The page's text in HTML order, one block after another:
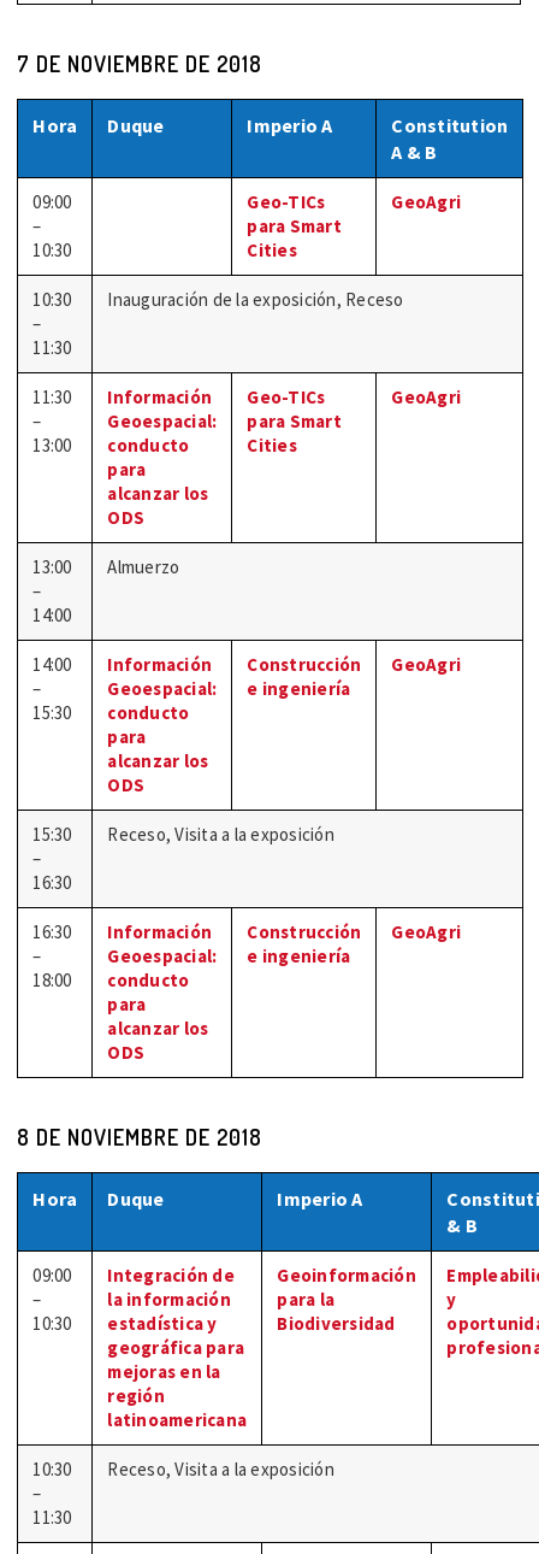
7 DE NOVIEMBRE DE 2018
Hora Duque Imperio A
Constitution
A & B
09:00
–
10:30
Geo-TICs
para Smart
Cities
GeoAgri
10:30
–
11:30
Inauguración de la exposición, Receso
11:30
–
13:00
Información
Geoespacial:
conducto
para
alcanzar los
ODS
Geo-TICs
para Smart
Cities
GeoAgri
13:00
–
14:00
Almuerzo
14:00
–
15:30
Información
Geoespacial:
conducto
para
alcanzar los
ODS
Construcción
e ingeniería
GeoAgri
15:30
–
16:30
Receso, Visita a la exposición
16:30
–
18:00
Información
Geoespacial:
conducto
para
alcanzar los
ODS
Construcción
e ingeniería
GeoAgri
8 DE NOVIEMBRE DE 2018
Hora Duque Imperio A
& B
09:00
–
10:30
Integración de
la información
estadística y
geográfica para
mejoras en la
región
latinoamericana
Geoinformación
para la
Biodiversidad
y
10:30
–
11:30
Receso, Visita a la exposición